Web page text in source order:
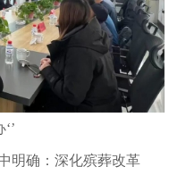
明确：深化殡葬改革